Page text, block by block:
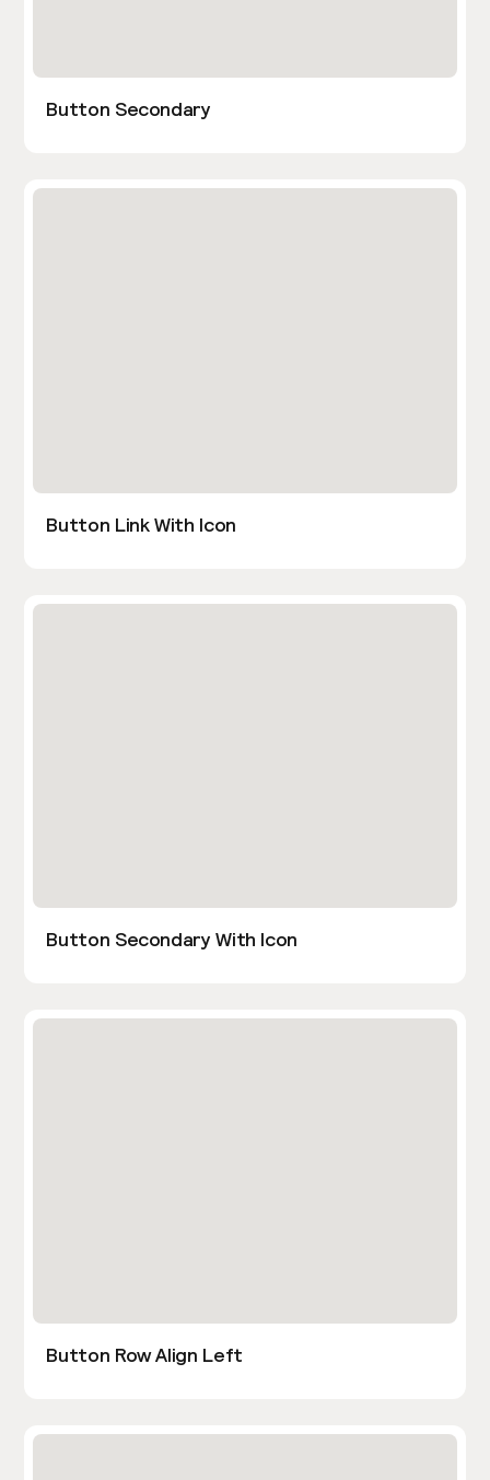
Button Secondary
Button Link With Icon
Button Secondary With Icon
Button Row Align Left